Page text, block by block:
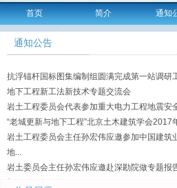
首页 简介 通知
通知公告
抗浮锚杆国标图集编制组圆满完成第一站调研
地下工程新工法新技术专题交流会
岩土工程委员会代表参加重大电力工程地震安
“老城更新与地下工程”北京土木建筑学会2017
岩土工程委员会主任孙宏伟应邀参加中国建筑
地...
岩土委员会主任孙宏伟应邀赴深勘院做专题报